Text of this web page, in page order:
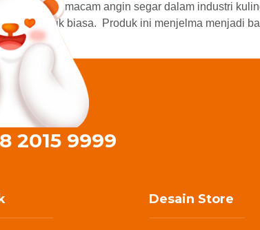
Ini semacam angin segar dalam industri
probiotik biasa. Produk ini menjelma menjadi
2015 9999
Desain Store